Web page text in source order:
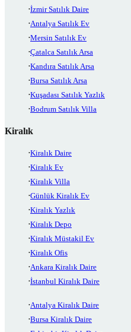
İzmir Satılık Daire
Antalya Satılık Ev
Mersin Satılık Ev
Çatalca Satılık Arsa
Kandıra Satılık Arsa
Bursa Satılık Arsa
Kuşadası Satılık Yazlık
Bodrum Satılık Villa
Kiralık
Kiralık Daire
Kiralık Ev
Kiralık Villa
Günlük Kiralık Ev
Kiralık Yazlık
Kiralık Depo
Kiralık Müstakil Ev
Kiralık Ofis
Ankara Kiralık Daire
İstanbul Kiralık Daire
Antalya Kiralık Daire
Bursa Kiralık Daire